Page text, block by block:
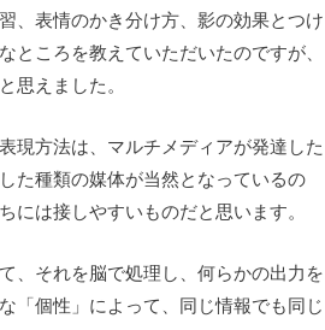
、表情のかき分け方、影の効果とつけ
ころを教えていただいたのですが、
思えました。
現方法は、マルチメディアが発達した
た種類の媒体が当然となっているの
は接しやすいものだと思います。
、それを脳で処理し、何らかの出力を
「個性」によって、同じ情報でも同じ